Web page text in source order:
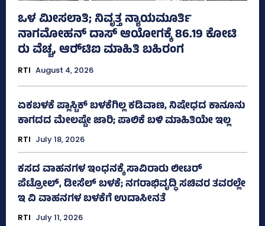
ಒಳ ಮೀಸಲಾತಿ; ನಿವೃತ್ತ ನ್ಯಾಯಮೂರ್ತಿ
ನಾಗಮೋಹನ್ ದಾಸ್ ಆಯೋಗಕ್ಕೆ 86.19 ಕೋಟಿ
ರು ವೆಚ್ಚ, ಆರ್‍‌ಟಿಐ ಮಾಹಿತಿ ಬಹಿರಂಗ
RTI August 4, 2026
ಏಕಬಳಕೆ ಪ್ಲಾಸ್ಟಿಕ್‌ ಬಳಕೆಗಿಲ್ಲ ಕಡಿವಾಣ, ನಿಷೇಧದ ಕಾನೂನು
ಕಾಗದದ ಮೇಲಷ್ಟೇ ಜಾರಿ; ಪಾಲಿಕೆ ಬಳಿ ಮಾಹಿತಿಯೇ ಇಲ್ಲ
RTI July 18, 2026
ಕಸದ ವಾಹನಗಳ ಇಂಧನಕ್ಕೆ ಸಾವಿರಾರು ಲೀಟರ್‌
ಪೆಟ್ರೋಲ್, ಡೀಸೆಲ್ ಬಳಕೆ; ನಗರಾಭಿವೃದ್ಧಿ ಸಚಿವರ ತವರಲ್ಲೇ
ಇ ವಿ ವಾಹನಗಳ ಬಳಕೆಗೆ ಉದಾಸೀನತೆ
RTI July 11, 2026